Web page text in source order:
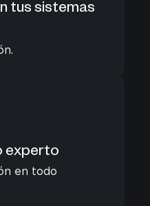
tus sistemas
experto
en todo